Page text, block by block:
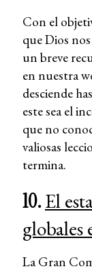
Con el
que Dios
un breve
en nuestra
desciende
este sea el
que no
valiosas
termina.
10.El
globales
La Gran